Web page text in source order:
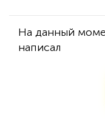
На данный
написал